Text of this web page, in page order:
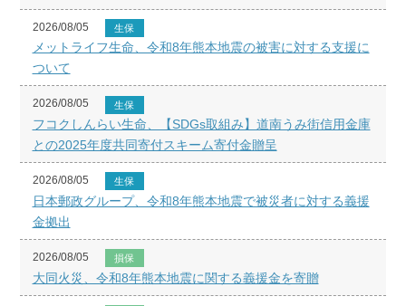
2026/08/05 生保
メットライフ生命、令和8年熊本地震の被害に対する支援に
ついて
2026/08/05 生保
フコクしんらい生命、【SDGs取組み】道南うみ街信用金庫
との2025年度共同寄付スキーム寄付金贈呈
2026/08/05 生保
日本郵政グループ、令和8年熊本地震で被災者に対する義援
金拠出
2026/08/05 損保
大同火災、令和8年熊本地震に関する義援金を寄贈